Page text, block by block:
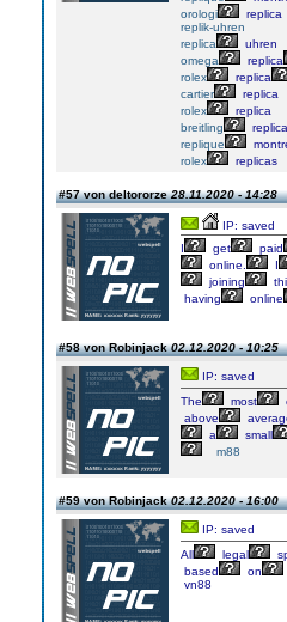
orologi
replica
replik-uhren
replica
uhren
omega
replica
rolex
replica
cartier
replica
rolex
replica
breitling
replica
replique
rolex
replicas
#57 von deltororze28.11.2020 - 14:28
IP: saved
I
get
paid
online.
I
joining
having
online
#58 von Robinjack02.12.2020 - 10:25
IP: saved
The
most
above
a
small
m88
#59 von Robinjack02.12.2020 - 16:00
IP: saved
All
legal
based
on
vn88